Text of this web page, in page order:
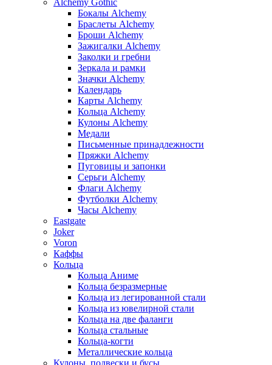
Alchemy Gothic
Бокалы Alchemy
Браслеты Alchemy
Броши Alchemy
Зажигалки Alchemy
Заколки и гребни
Зеркала и рамки
Значки Alchemy
Календарь
Карты Alchemy
Кольца Alchemy
Кулоны Alchemy
Медали
Письменные принадлежности
Пряжки Alchemy
Пуговицы и запонки
Серьги Alchemy
Флаги Alchemy
Футболки Alchemy
Часы Alchemy
Eastgate
Joker
Voron
Каффы
Кольца
Кольца Аниме
Кольца безразмерные
Кольца из легированной стали
Кольца из ювелирной стали
Кольца на две фаланги
Кольца стальные
Кольца-когти
Металлические кольца
Кулоны, подвески и бусы